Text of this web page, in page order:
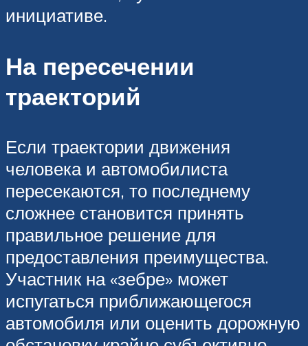
инициативе.
На пересечении
траекторий
Если траектории движения
человека и автомобилиста
пересекаются, то последнему
сложнее становится принять
правильное решение для
предоставления преимущества.
Участник на «зебре» может
испугаться приближающегося
автомобиля или оценить дорожную